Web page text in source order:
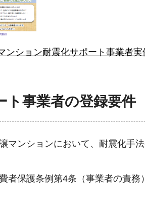
ンション耐震化サポート事業者実
ト事業者の登録要件
マンションにおいて、耐震化手
者保護条例第4条（事業者の責